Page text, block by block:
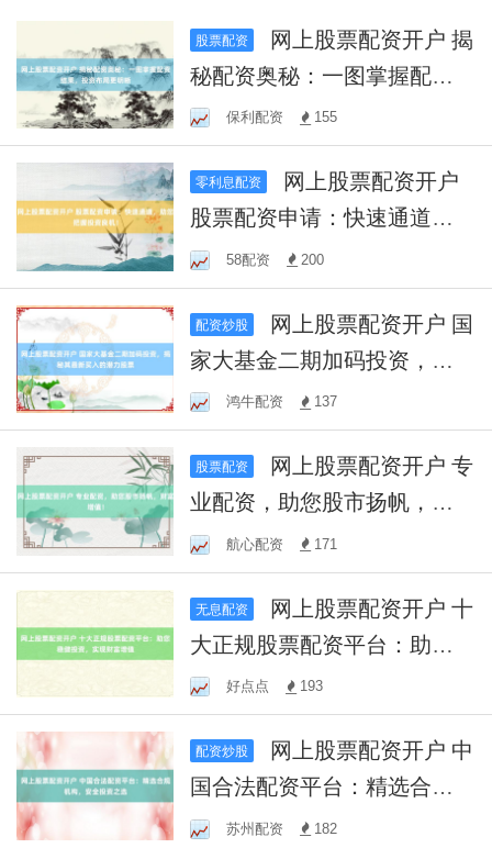
股票配资
秘配资奥秘：一图掌握配资
结果，投资布局更明晰
保利配资 155
零利息配资
股票配资申请：快速通道，
助您把握投资良机！
58配资 200
配资炒股
家大基金二期加码投资，揭
秘其最新买入的潜力股票
鸿牛配资 137
股票配资
业配资，助您股市扬帆，财
富增值！
航心配资 171
无息配资
大正规股票配资平台：助您
稳健投资，实现财富增值
好点点 193
配资炒股
国合法配资平台：精选合规
机构，安全投资之选
苏州配资 182